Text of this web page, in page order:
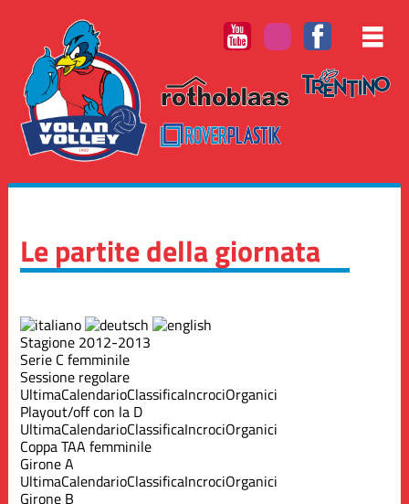
Le partite della giornata
Stagione 2012-2013
Serie C femminile
Sessione regolare
UltimaCalendarioClassificaIncrociOrganici
Playout/off con la D
UltimaCalendarioClassificaIncrociOrganici
Coppa TAA femminile
Girone A
UltimaCalendarioClassificaIncrociOrganici
Girone B